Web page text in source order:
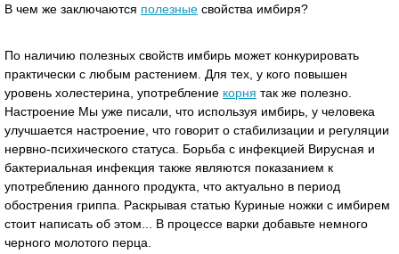
В чем же заключаются полезные свойства имбиря?
По наличию полезных свойств имбирь может конкурировать
практически с любым растением. Для тех, у кого повышен
уровень холестерина, употребление корня так же полезно.
Настроение Мы уже писали, что используя имбирь, у человека
улучшается настроение, что говорит о стабилизации и регуляции
нервно-психического статуса. Борьба с инфекцией Вирусная и
бактериальная инфекция также являются показанием к
употреблению данного продукта, что актуально в период
обострения гриппа. Раскрывая статью Куриные ножки с имбирем
стоит написать об этом... В процессе варки добавьте немного
черного молотого перца.